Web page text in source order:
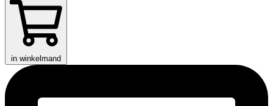
in winkelmand